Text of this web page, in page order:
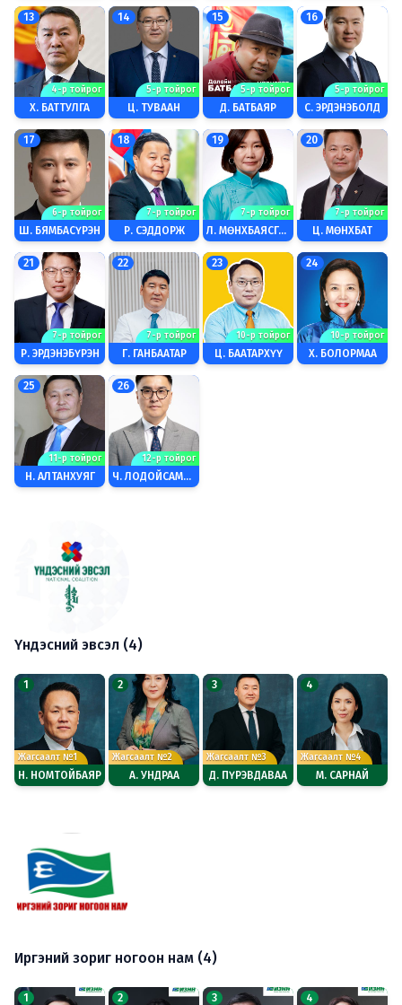
13
4-р тойрог
Х. БАТТУЛГА
14
5-р тойрог
Ц. ТУВААН
15
5-р тойрог
Д. БАТБАЯР
16
5-р тойрог
С. ЭРДЭНЭБОЛД
17
6-р тойрог
Ш. БЯМБАСҮРЭН
18
7-р тойрог
Р. СЭДДОРЖ
19
7-р тойрог
Л. МӨНХБАЯСГАЛАН
20
7-р тойрог
Ц. МӨНХБАТ
21
7-р тойрог
Р. ЭРДЭНЭБҮРЭН
22
7-р тойрог
Г. ГАНБААТАР
23
10-р тойрог
Ц. БААТАРХҮҮ
24
10-р тойрог
Х. БОЛОРМАА
25
11-р тойрог
Н. АЛТАНХУЯГ
26
12-р тойрог
Ч. ЛОДОЙСАМБУУ
Үндэсний эвсэл (4)
1
Жагсаалт №1
Н. НОМТОЙБАЯР
2
Жагсаалт №2
А. УНДРАА
3
Жагсаалт №3
Д. ПҮРЭВДАВАА
4
Жагсаалт №4
М. САРНАЙ
Иргэний зориг ногоон нам (4)
1 2 3 4